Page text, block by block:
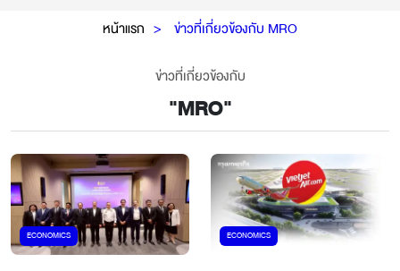
หน้าแรก ข่าวที่เกี่ยวข้องกับ MRO
ข่าวที่เกี่ยวข้องกับ
"MRO"
ECONOMICS ECONOMICS